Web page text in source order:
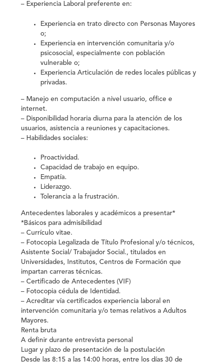
– Experiencia Laboral preferente en:
Experiencia en trato directo con Personas Mayores
o;
Experiencia en intervención comunitaria y/o
psicosocial, especialmente con población
vulnerable o;
Experiencia Articulación de redes locales públicas y
privadas.
– Manejo en computación a nivel usuario, office e
internet.
– Disponibilidad horaria diurna para la atención de los
usuarios, asistencia a reuniones y capacitaciones.
– Habilidades sociales:
Proactividad.
Capacidad de trabajo en equipo.
Empatía.
Liderazgo.
Tolerancia a la frustración.
Antecedentes laborales y académicos a presentar*
*Básicos para admisibilidad
– Currículo vitae.
– Fotocopia Legalizada de Título Profesional y/o técnicos,
Asistente Social/ Trabajador Social., titulados en
Universidades, Institutos, Centros de Formación que
impartan carreras técnicas.
– Certificado de Antecedentes (VIF)
– Fotocopia cédula de Identidad.
– Acreditar vía certificados experiencia laboral en
intervención comunitaria y/o temas relativos a Adultos
Mayores.
Renta bruta
A definir durante entrevista personal
Lugar y plazo de presentación de la postulación
Desde las 8:15 a las 14:00 horas, entre los días 30 de